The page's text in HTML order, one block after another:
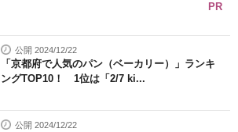
PR
公開 2024/12/22
「京都府で人気のパン（ベーカリー）」ランキ
ングTOP10！ 1位は「2/7 ki...
公開 2024/12/22